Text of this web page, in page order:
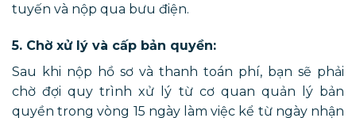
tuyến và nộp qua bưu điện.
5. Chờ xử lý và cấp bản quyền:
Sau khi nộp hồ sơ và thanh toán phí, bạn sẽ phải
chờ đợi quy trình xử lý từ cơ quan quản lý bản
quyền trong vòng 15 ngày làm việc kể từ ngày nhận